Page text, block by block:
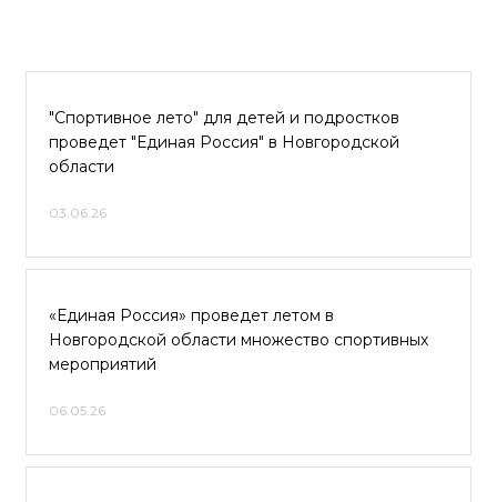
"Спортивное лето" для детей и подростков
проведет "Единая Россия" в Новгородской
области
03.06.26
«Единая Россия» проведет летом в
Новгородской области множество спортивных
мероприятий
06.05.26